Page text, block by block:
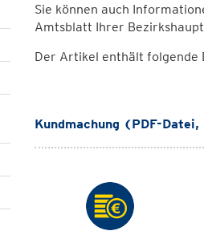
Sie können auch
Amtsblatt Ihrer
Der Artikel enthält folgende
Kundmachung (PDF-